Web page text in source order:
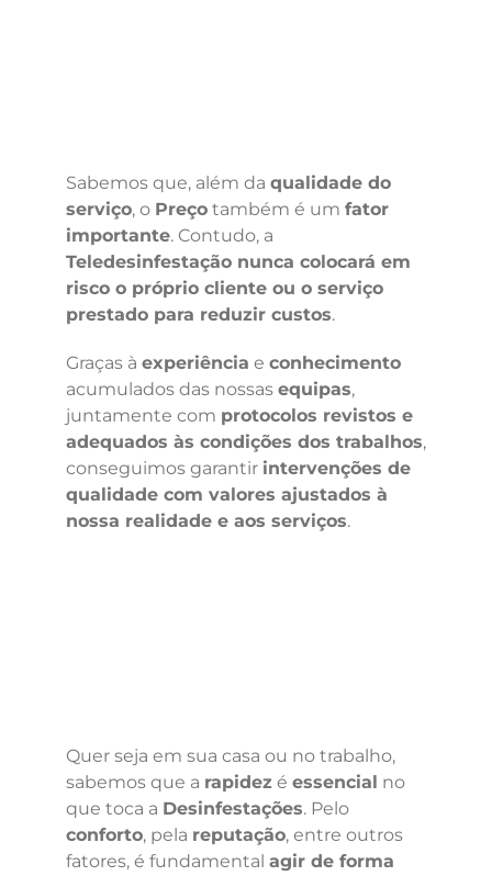
Sabemos que, além da qualidade do
serviço, o Preço também é um fator
importante. Contudo, a
Teledesinfestação nunca colocará em
risco o próprio cliente ou o serviço
prestado para reduzir custos.
Graças à experiência e conhecimento
acumulados das nossas equipas,
juntamente com protocolos revistos e
adequados às condições dos trabalhos,
conseguimos garantir intervenções de
qualidade com valores ajustados à
nossa realidade e aos serviços.
Quer seja em sua casa ou no trabalho,
sabemos que a rapidez é essencial no
que toca a Desinfestações. Pelo
conforto, pela reputação, entre outros
fatores, é fundamental agir de forma